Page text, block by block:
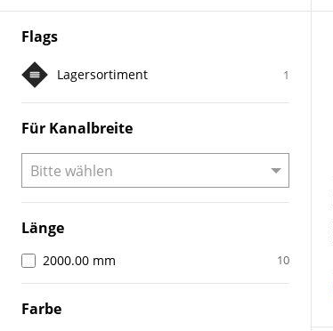
Flags
Lagersortiment 1
Für Kanalbreite
Länge
2000.00 mm 10
Farbe